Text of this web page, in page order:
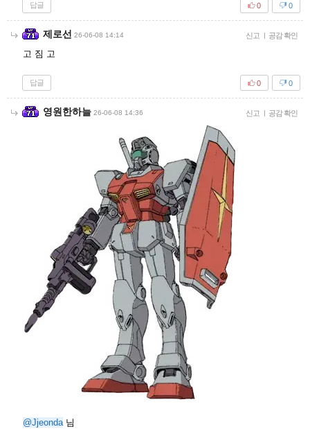
답글 0
0
제로선 26-06-08 14:14 신고 | 공감 확인
고 짐 고
답글 0
0
영원한하늘 26-06-08 14:36 신고 | 공감 확인
@Jjeonda님